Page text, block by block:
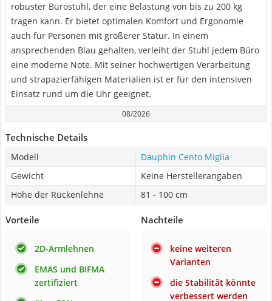
robuster Bürostuhl, der eine Belastung von bis zu 200 kg
tragen kann. Er bietet optimalen Komfort und Ergonomie
auch für Personen mit größerer Statur. In einem
ansprechenden Blau gehalten, verleiht der Stuhl jedem Büro
eine moderne Note. Mit seiner hochwertigen Verarbeitung
und strapazierfähigen Materialien ist er für den intensiven
Einsatz rund um die Uhr geeignet.
08/2026
Technische Details
Modell
Dauphin Cento Miglia
Gewicht
Keine Herstellerangaben
Höhe der Rückenlehne
81 - 100 cm
Vorteile
2D-Armlehnen
EMAS und BIFMA
zertifiziert
Nachteile
keine weiteren
Varianten
die Stabilität könnte
verbessert werden